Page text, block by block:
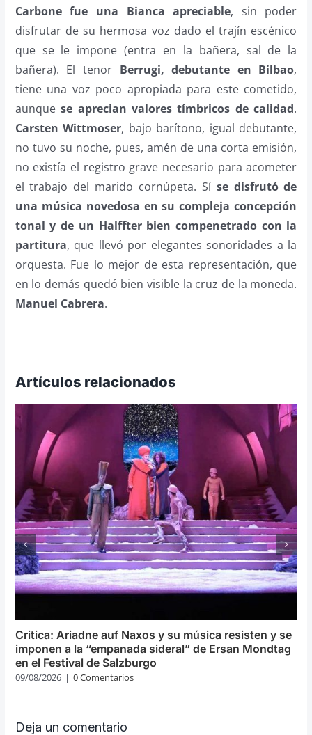
Carbone fue una Bianca apreciable, sin poder
disfrutar de su hermosa voz dado el trajín escénico
que se le impone (entra en la bañera, sal de la
bañera). El tenor Berrugi, debutante en Bilbao,
tiene una voz poco apropiada para este cometido,
aunquese aprecian valores tímbricos de calidad.
Carsten Wittmoser, bajo barítono, igual debutante,
no tuvo su noche, pues, amén de una corta emisión,
no existía el registro grave necesario para acometer
el trabajo del marido cornúpeta. Sí se disfrutó de
una música novedosa en su compleja concepción
tonal y de un Halffter bien compenetrado con la
partitura, que llevó por elegantes sonoridades a la
orquesta. Fue lo mejor de esta representación, que
en lo demás quedó bien visible la cruz de la moneda.
Manuel Cabrera.
Artículos relacionados
Critica: Ariadne auf Naxos y su música resisten y se
imponen a la “empanada sideral” de Ersan Mondtag
en el Festival de Salzburgo
09/08/2026 | 0 Comentarios
Deja un comentario